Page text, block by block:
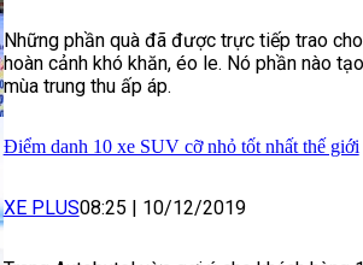
Những phần quà đã được trực tiếp trao
hoàn cảnh khó khăn, éo le. Nó phần nào
mùa trung thu ấp áp.
Điểm danh 10 xe SUV cỡ nhỏ tốt nhất thế giới
XE PLUS08:25 | 10/12/2019